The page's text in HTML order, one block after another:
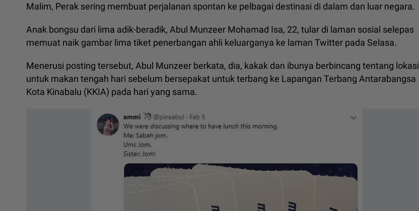
Malim, Perak sering membuat perjalanan spontan ke pelbagai destinasi di dalam dan luar negara.
Anak bongsu dari lima adik-beradik, Abul Munzeer Mohamad Isa, 22, tular di laman sosial selepas
memuat naik gambar lima tiket penerbangan ahli keluarganya ke laman Twitter pada Selasa.
Menerusi posting tersebut, Abul Munzeer berkata, dia, kakak dan ibunya berbincang tentang lokasi
untuk makan tengah hari sebelum bersepakat untuk terbang ke Lapangan Terbang Antarabangsa
Kota Kinabalu (KKIA) pada hari yang sama.